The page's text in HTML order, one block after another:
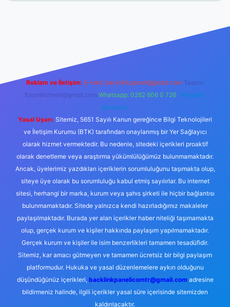
Reklam ve İletişim: E-mail: backlinkpaneli@gmail.com Teams:
forumhizmeti@gmail.com Whatsapp: 0262 606 0 726 Telegram:
@karabul
Yasal Uyarı: Sitemiz, 5651 Sayılı Kanun gereğince Bilgi Teknolojileri
ve İletişim Kurumu (BTK) tarafından onaylanmış bir Yer Sağlayıcı
olarak hizmet vermektedir. Bu nedenle, sitedeki içerikleri proaktif
olarak denetleme veya araştırma yükümlülüğümüz bulunmamaktadır.
Ancak, üyelerimiz yazdıkları içeriklerin sorumluluğunu taşımakta olup,
siteye üye olarak bu sorumluluğu kabul etmiş sayılırlar. Bu internet
sitesi, herhangi bir marka, kurum veya şahıs şirketi ile hiçbir bağlantısı
bulunmamaktadır. Sitede yalnızca kendi hazırladığımız makaleler
paylaşılmaktadır. Burada yer alan içerikler haber niteliği taşımamakta
olup, gerçek kurum ve kişiler hakkında paylaşım yapılmamaktadır.
Gerçek kurum ve kişiler ile isim benzerlikleri tamamen tesadüfidir.
Sitemiz, kar amacı gütmeyen ve tamamen ücretsiz bir bilgi paylaşım
platformudur. Hukuka ve yasal düzenlemelere aykırı olduğunu
düşündüğünüz içerikleri, backlinkpanelicomtr@gmail.comadresine
bildirmeniz halinde, ilgili içerikler yasal süre içerisinde sitemizden
kaldırılacaktır.